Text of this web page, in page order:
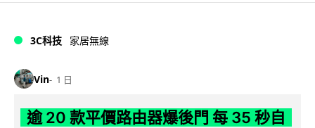
3C科技 家居無線
Vin 1 日
逾 20 款平價路由器爆後門 每 35 秒自